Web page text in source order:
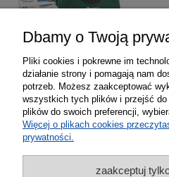
Wzmacniacz
internetu 4G LTE 65
Dbamy o Twoją
Pliki cookies i pokrewne im
działanie strony i pomagają nam
potrzeb. Możesz zaakceptować
wszystkich tych plików i przejść
plików do swoich preferencji,
Więcej o plikach cookies
prywatności.
zaakceptuj